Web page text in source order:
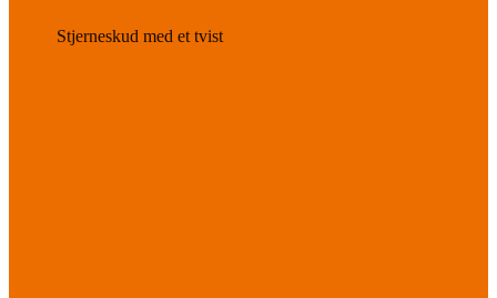
Stjerneskud med et tvist